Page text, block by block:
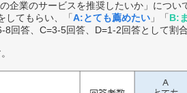
企業のサービスを推奨したいか」につい
してもらい、「A:とても薦めたい 」「B:
回答、C=3-5回答、D=1-2回答として割